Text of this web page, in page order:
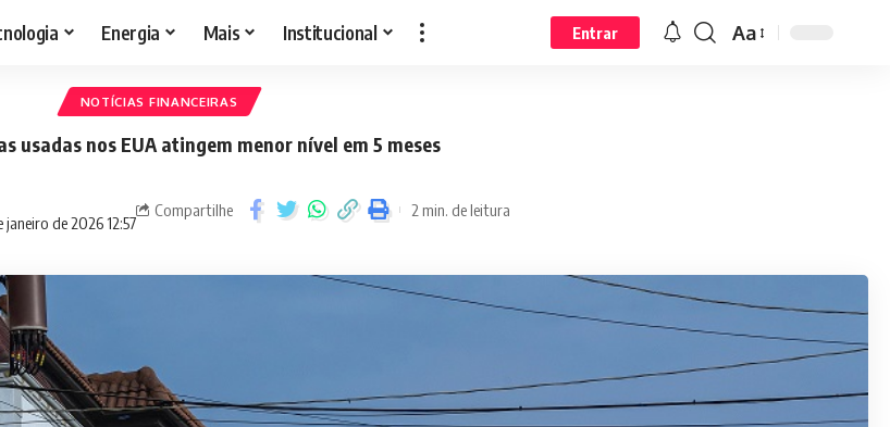
Energia Mais Institucional Entrar Aa
NOTÍCIAS FINANCEIRAS
usadas nos EUA atingem menor nível em 5 meses
de 2026 12:57
Compartilhe 2 min. de leitura